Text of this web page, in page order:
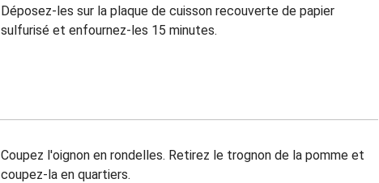
Déposez-les sur la plaque de cuisson recouverte de papier
sulfurisé et enfournez-les 15 minutes.
Coupez l'oignon en rondelles. Retirez le trognon de la pomme et
coupez-la en quartiers.